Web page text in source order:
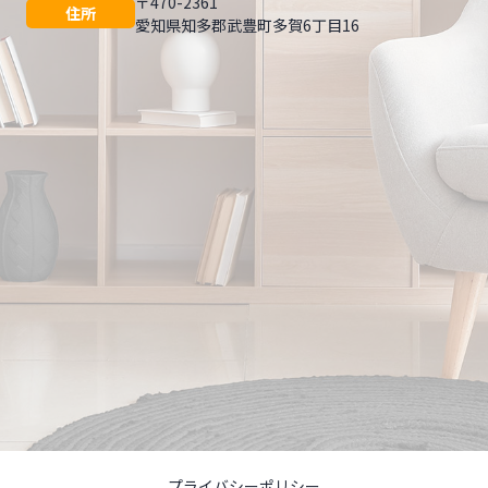
住所
愛知県知多郡武豊町多賀6丁目16